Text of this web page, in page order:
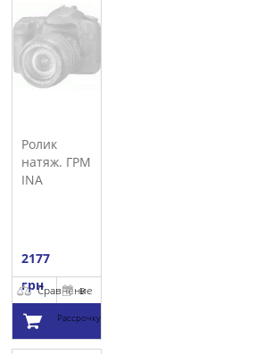
корзину
Ролик
натяж. ГРМ
INA
2177
грнСравнение
В
Рассрочку